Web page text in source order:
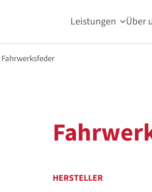
Leistungen Über
Fahrwerksfeder
HERSTELLER